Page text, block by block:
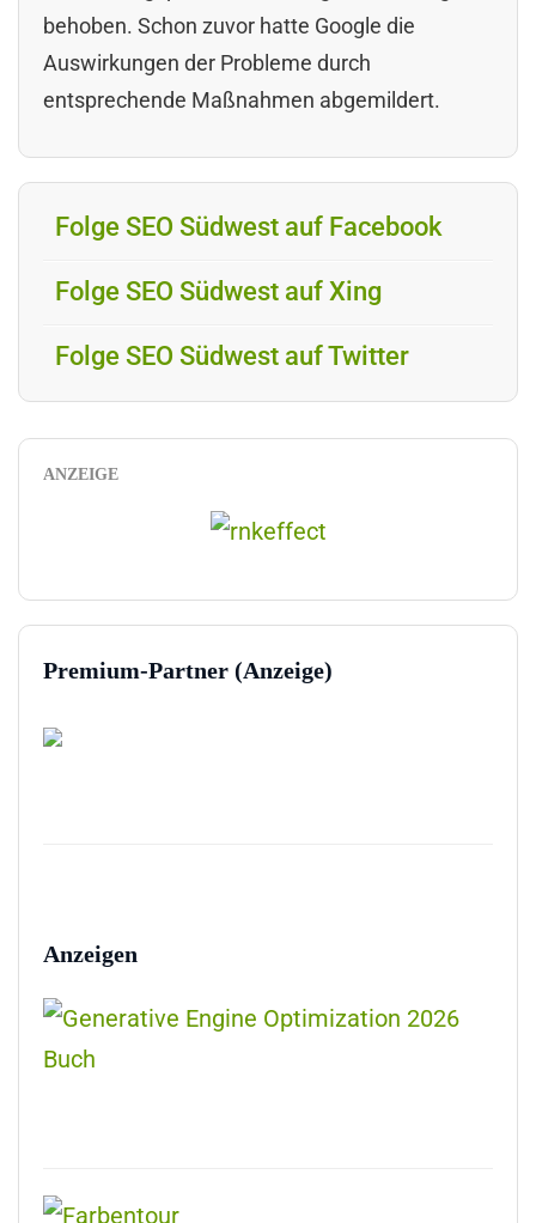
behoben. Schon zuvor hatte Google die
Auswirkungen der Probleme durch
entsprechende Maßnahmen abgemildert.
Folge SEO Südwest auf Facebook
Folge SEO Südwest auf Xing
Folge SEO Südwest auf Twitter
ANZEIGE
Premium-Partner (Anzeige)
Anzeigen